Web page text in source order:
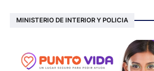
MINISTERIO DE INTERIOR Y POLICIA